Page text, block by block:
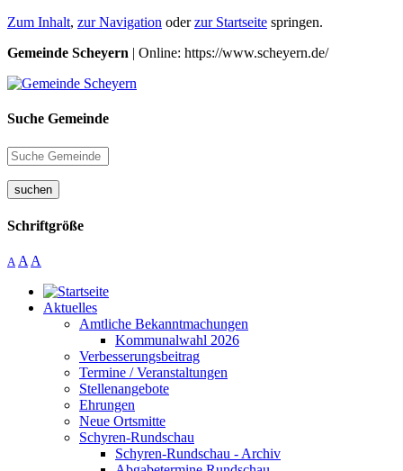
Zum Inhalt, zur Navigation oderzur Startseite springen.
Gemeinde Scheyern | Online: https://www.scheyern.de/
Suche Gemeinde
suchen
Schriftgröße
A A A
Aktuelles
Amtliche Bekanntmachungen
Kommunalwahl 2026
Verbesserungsbeitrag
Termine / Veranstaltungen
Stellenangebote
Ehrungen
Neue Ortsmitte
Schyren-Rundschau
Schyren-Rundschau - Archiv